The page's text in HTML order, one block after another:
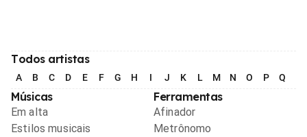
Todos artistas
A B C D E F G H I J K L M N O P Q
Músicas
Em alta
Estilos musicais
Ferramentas
Afinador
Metrônomo